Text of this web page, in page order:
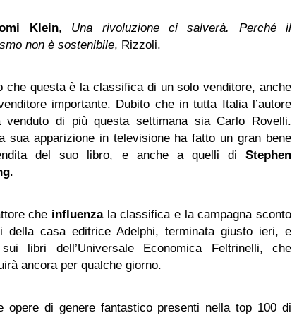
Klein, Una rivoluzione ci salverà. Perché il
non è sostenibile, Rizzoli.
che questa è la classifica di un solo venditore, anche
importante. Dubito che in tutta Italia l’autore
venduto di più questa settimana sia Carlo Rovelli.
sua apparizione in televisione ha fatto un gran bene
del suo libro, e anche a quelli di Stephen
.
che influenzala classifica e la campagna sconto
della casa editrice Adelphi, terminata giusto ieri, e
libri dell’Universale Economica Feltrinelli, che
ancora per qualche giorno.
opere di genere fantastico presenti nella top 100 di